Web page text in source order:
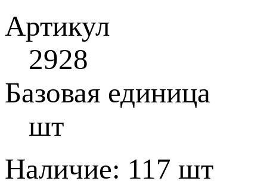
Артикул
2928
Базовая единица
шт
Наличие: 117 шт